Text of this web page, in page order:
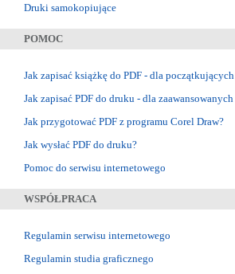
Druki samokopiujące
POMOC
Jak zapisać książkę do PDF - dla początkujących
Jak zapisać PDF do druku - dla zaawansowanych
Jak przygotować PDF z programu Corel Draw?
Jak wysłać PDF do druku?
Pomoc do serwisu internetowego
WSPÓŁPRACA
Regulamin serwisu internetowego
Regulamin studia graficznego